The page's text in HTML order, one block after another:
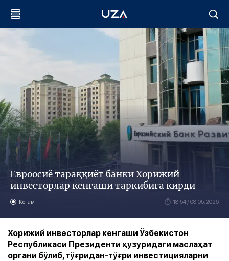
Евроосиё тараққиёт банки Хорижий
инвесторлар кенгаши таркибига кирди
Қоғам 18:54 / 08.05.2026
Хорижий инвесторлар кенгаши Ўзбекистон
Республикаси Президенти ҳузуридаги маслаҳат
органи бўлиб, тўғридан-тўғри инвестицияларни